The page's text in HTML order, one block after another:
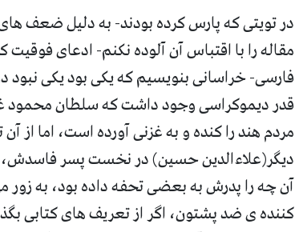
در تویتی که پارس کرده بودند-به دلیل ضعف های
مقاله را با اقتباس آن آلوده نکنم-ادعای فوقیت
فارسی-خراسانی بنویسیم که یکی بود یکی نبود
قدر دیموکراسی وجود داشت که سلطان محمود
مردم هند را کنده و به غزنی آورده است، اما
دیگر(علاءالدین حسین)در نخست پسر فاسدش،
آن چه را پدرش به بعضی تحفه داده بود، به زور
کننده ی ضد پشتون، اگر از تعریف های کتابی